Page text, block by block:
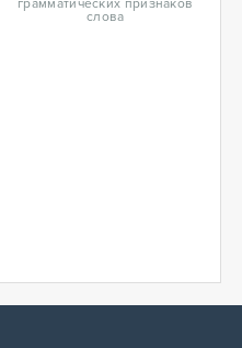
грамматических признаков
слова